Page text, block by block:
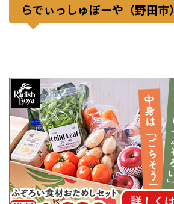
らでぃっしゅぼーや（野田市）